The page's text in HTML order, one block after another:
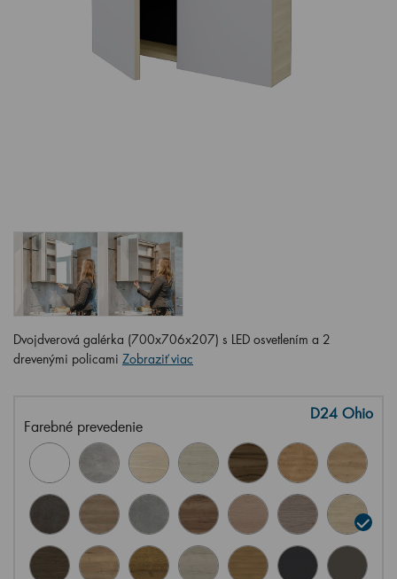
Dvojdverová galérka (700x706x207) s LED osvetlením a 2
drevenými policami Zobraziť viac
Farebné prevedenie
D24 Ohio